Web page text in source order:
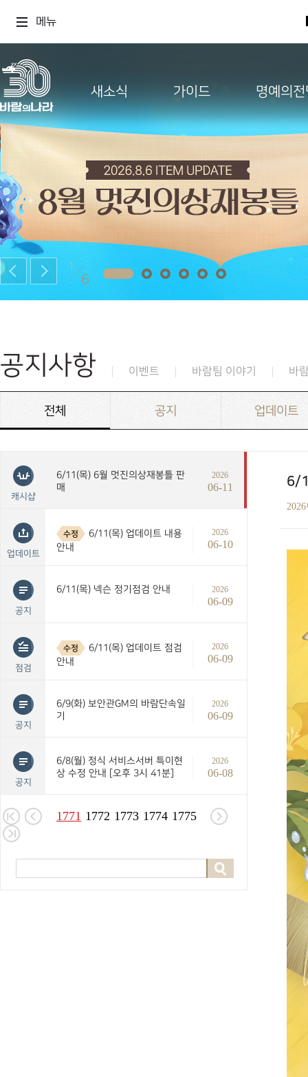
메뉴
새소식 가이드 명예의
1
6
공지사항 이벤트 바람팀 이야기 바
전체 공지 업데이트
캐시샵
6/11(목) 6월 멋진의상재봉틀 판
매
2026
06-11
업데이트
수정
6/11(목) 업데이트 내용
안내
2026
06-10
공지
6/11(목) 넥슨 정기점검 안내 2026
06-09
점검
수정
6/11(목) 업데이트 점검
안내
2026
06-09
공지
6/9(화) 보안관GM의 바람단속일
기
2026
06-09
공지
6/8(월) 정식 서비스서버 특이현
상 수정 안내 [오후 3시 41분]
2026
06-08
1771 1772 1773 1774 1775
6/